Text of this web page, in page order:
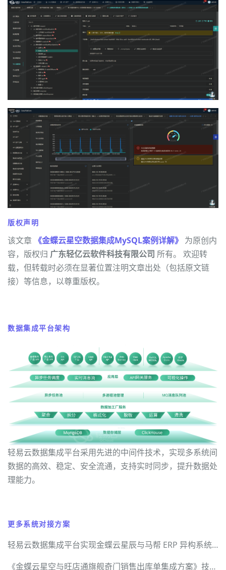
版权声明
该文章 《金蝶云星空数据集成MySQL案例详解》 为原创内
容，版权归 广东轻亿云软件科技有限公司 所有。 欢迎转
载，但转载时必须在显著位置注明文章出处（包括原文链
接）等信息，以尊重版权。
数据集成平台架构
轻易云数据集成平台采用先进的中间件技术，实现多系统间
数据的高效、稳定、安全流通，支持实时同步，提升数据处
理能力。
更多系统对接方案
轻易云数据集成平台实现金蝶云星辰与马帮 ERP 异构系统无缝对接 —— 技术架构与实操解密
《金蝶云星空与旺店通旗舰奇门销售出库单集成方案》技术可行性调研报告